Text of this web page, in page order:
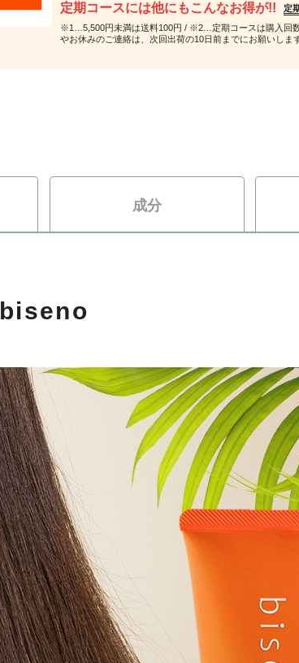
定期コースには他にもこんなお得が!!
定
※1…5,500円未満は送料100円 / ※2…定期コースは購入回
やお休みのご連絡は、次回出荷の10日前までにお願いします
biseno
成分